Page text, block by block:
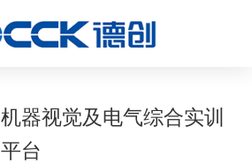
机器视觉及电气综合实训
平台